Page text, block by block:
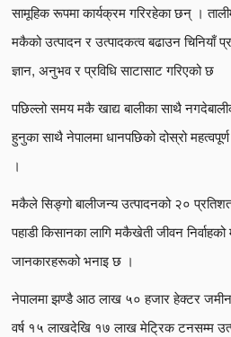
सामूहिक रूपमा कार्यक्रम गरिरहेका छन् ।
मकैको उत्पादन र उत्पादकत्व बढाउन चिनियाँ
ज्ञान, अनुभव र प्रविधि साटासाट गरिएको छ
पछिल्लो समय मकै खाद्य बालीका साथै
हुनुका साथै नेपालमा धानपछिको दोस्रो
।
मकैले सिङ्गो बालीजन्य उत्पादनको २०
पहाडी किसानका लागि मकैखेती जीवन
जानकारहरूको भनाइ छ ।
नेपालमा झण्डै आठ लाख ५० हजार हेक्टर
वर्ष १५ लाखदेखि १७ लाख मेट्रिक टनसम्म